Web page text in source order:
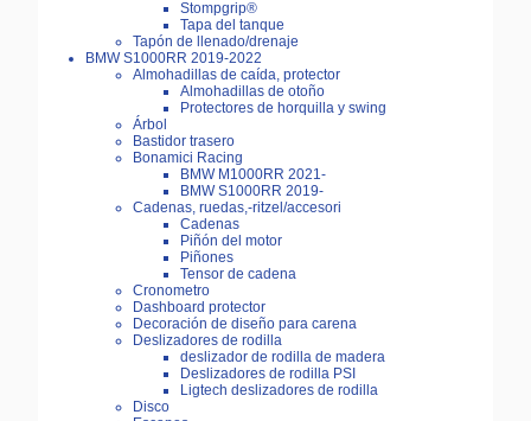
Stompgrip®
Tapa del tanque
Tapón de llenado/drenaje
BMW S1000RR 2019-2022
Almohadillas de caída, protector
Almohadillas de otoño
Protectores de horquilla y swing
Árbol
Bastidor trasero
Bonamici Racing
BMW M1000RR 2021-
BMW S1000RR 2019-
Cadenas, ruedas,-ritzel/accesori
Cadenas
Piñón del motor
Piñones
Tensor de cadena
Cronometro
Dashboard protector
Decoración de diseño para carena
Deslizadores de rodilla
deslizador de rodilla de madera
Deslizadores de rodilla PSI
Ligtech deslizadores de rodilla
Disco